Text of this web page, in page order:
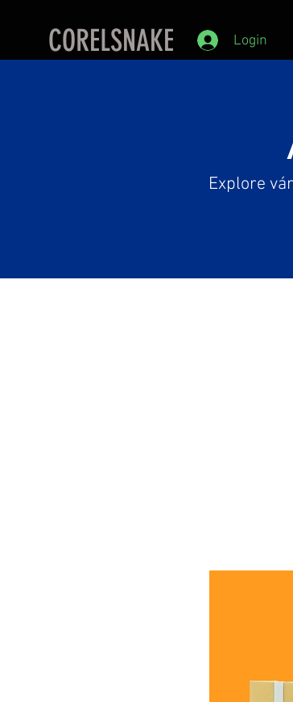
CORELSNAKE Login
Explore